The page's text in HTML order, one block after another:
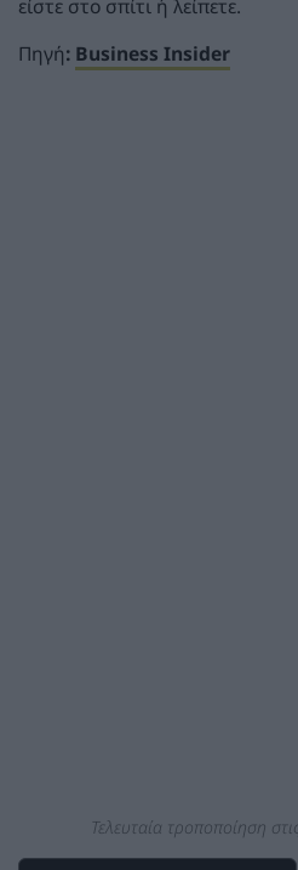
είστε στο σπίτι ή λείπετε.
Πηγή: Business Insider
Τελευταία τροποποίηση